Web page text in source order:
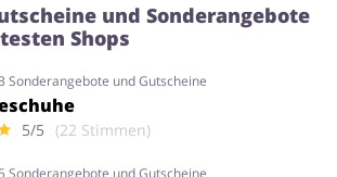
und Sonderangebote
Shops
Sonderangebote und Gutscheine
5/5 (22 Stimmen)